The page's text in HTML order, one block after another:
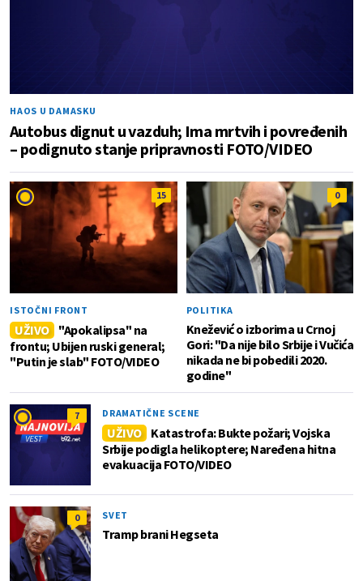
HAOS U DAMASKU
Autobus dignut u vazduh; Ima mrtvih i povređenih
– podignuto stanje pripravnosti FOTO/VIDEO
15
ISTOČNI FRONT
UŽIVO
"Apokalipsa" na
frontu; Ubijen ruski general;
"Putin je slab" FOTO/VIDEO
0
POLITIKA
Knežević o izborima u Crnoj
Gori: "Da nije bilo Srbije i Vučića
nikada ne bi pobedili 2020.
godine"
7 DRAMATIČNE SCENE
UŽIVO
Katastrofa: Bukte požari; Vojska
Srbije podigla helikoptere; Naređena hitna
evakuacija FOTO/VIDEO
0 SVET
Tramp brani Hegseta